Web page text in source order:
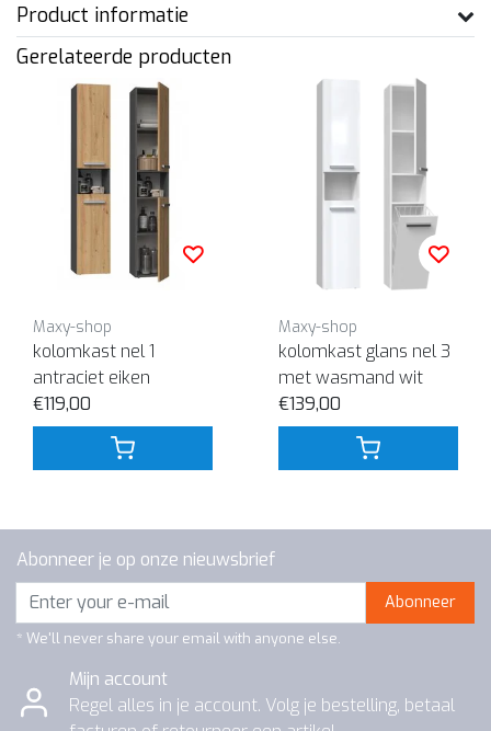
Product informatie
Gerelateerde producten
Maxy-shop
kolomkast nel 1
antraciet eiken
€119,00
Maxy-shop
kolomkast glans nel 3
met wasmand wit
€139,00
Abonneer je op onze nieuwsbrief
Abonneer
* We'll never share your email with anyone else.
Mijn account
Regel alles in je account. Volg je bestelling, betaal